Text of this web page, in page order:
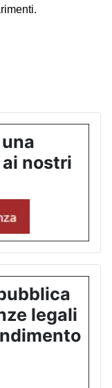
nostri
legali